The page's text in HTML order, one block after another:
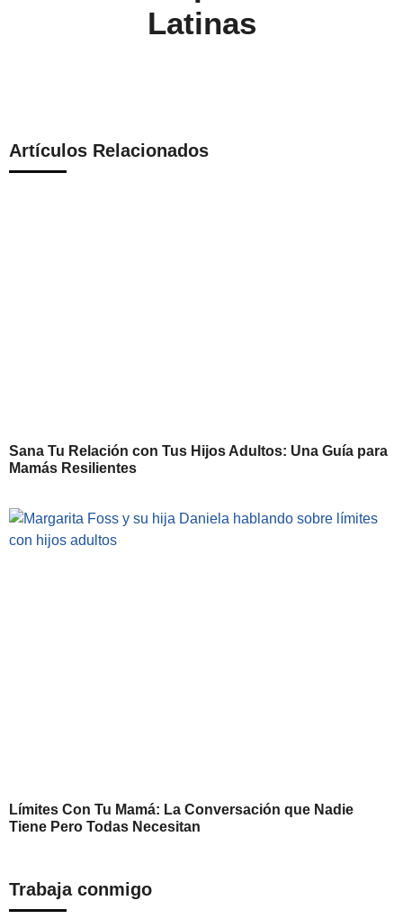
Latinas
Artículos Relacionados
Sana Tu Relación con Tus Hijos Adultos: Una Guía para
Mamás Resilientes
Límites Con Tu Mamá: La Conversación que Nadie
Tiene Pero Todas Necesitan
Trabaja conmigo